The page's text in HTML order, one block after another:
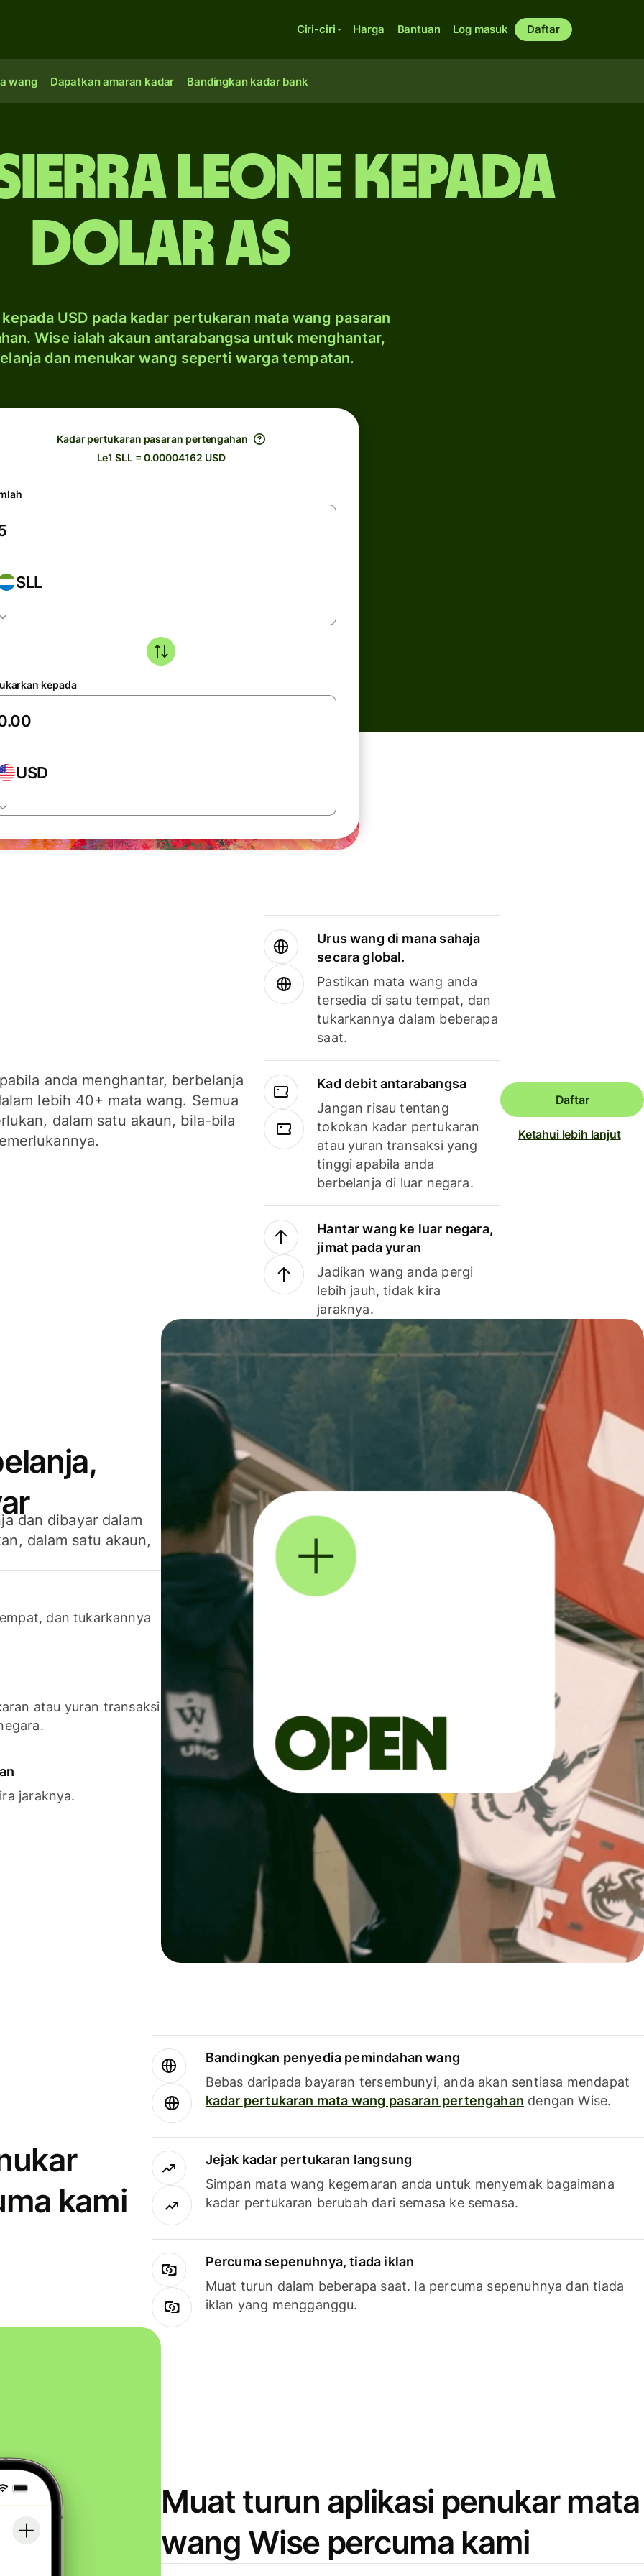
Ciri-ciri Harga Bantuan Log masuk Daftar
wang Dapatkan amaran kadar Bandingkan kadar bank
Leone kepada
dolar AS
kepada USD pada kadar pertukaran mata wang pasaran
Wise ialah akaun antarabangsa untuk menghantar,
dan menukar wang seperti warga tempatan.
Kadar pertukaran pasaran pertengahan
Le1 SLL = 0.00004162 USD
SLL
kepada
USD
anda menghantar, berbelanja
lebih 40+ mata wang. Semua
dalam satu akaun, bila-bila
Urus wang di mana sahaja
secara global.
Pastikan mata wang anda
tersedia di satu tempat, dan
tukarkannya dalam beberapa
saat.
Kad debit antarabangsa
Jangan risau tentang
tokokan kadar pertukaran
atau yuran transaksi yang
tinggi apabila anda
berbelanja di luar negara.
Hantar wang ke luar negara,
jimat pada yuran
Jadikan wang anda pergi
lebih jauh, tidak kira
jaraknya.
Daftar
Ketahui lebih lanjut
dan dibayar dalam
dalam satu akaun,
dan tukarkannya
atau yuran transaksi
jaraknya.
kami
Bandingkan penyedia pemindahan wang
Bebas daripada bayaran tersembunyi, anda akan sentiasa mendapat
kadar pertukaran mata wang pasaran pertengahan dengan Wise.
Jejak kadar pertukaran langsung
Simpan mata wang kegemaran anda untuk menyemak bagaimana
kadar pertukaran berubah dari semasa ke semasa.
Percuma sepenuhnya, tiada iklan
Muat turun dalam beberapa saat. Ia percuma sepenuhnya dan tiada
iklan yang mengganggu.
Muat turun aplikasi penukar mata
wang Wise percuma kami